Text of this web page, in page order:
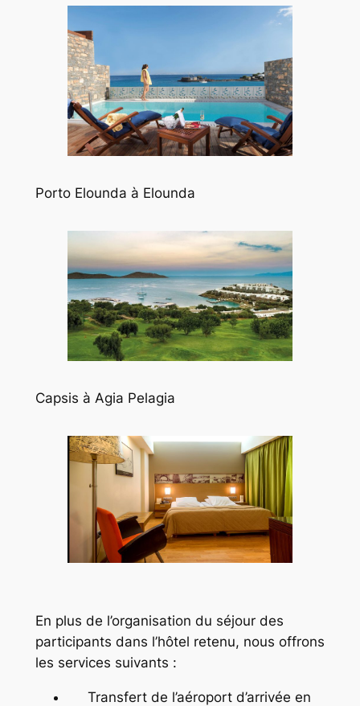
Porto Elounda à Elounda
Capsis à Agia Pelagia
En plus de l’organisation du séjour des
participants dans l’hôtel retenu, nous offrons
les services suivants :
Transfert de l’aéroport d’arrivée en